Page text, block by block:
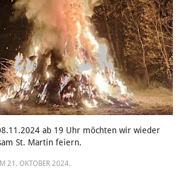
ab 19 Uhr möchten wir wieder
St. Martin feiern.
21. OKTOBER 2024.